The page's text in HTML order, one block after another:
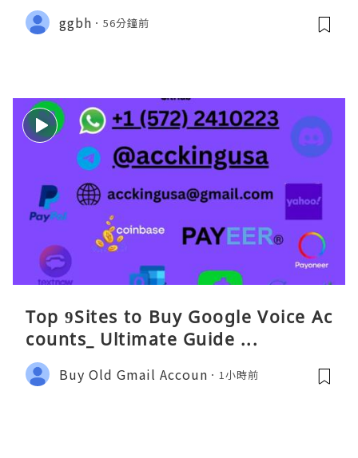
ggbh 56分鐘前
Top 9Sites to Buy Google Voice Ac
counts_ Ultimate Guide ...
Buy Old Gmail Accoun 1小時前